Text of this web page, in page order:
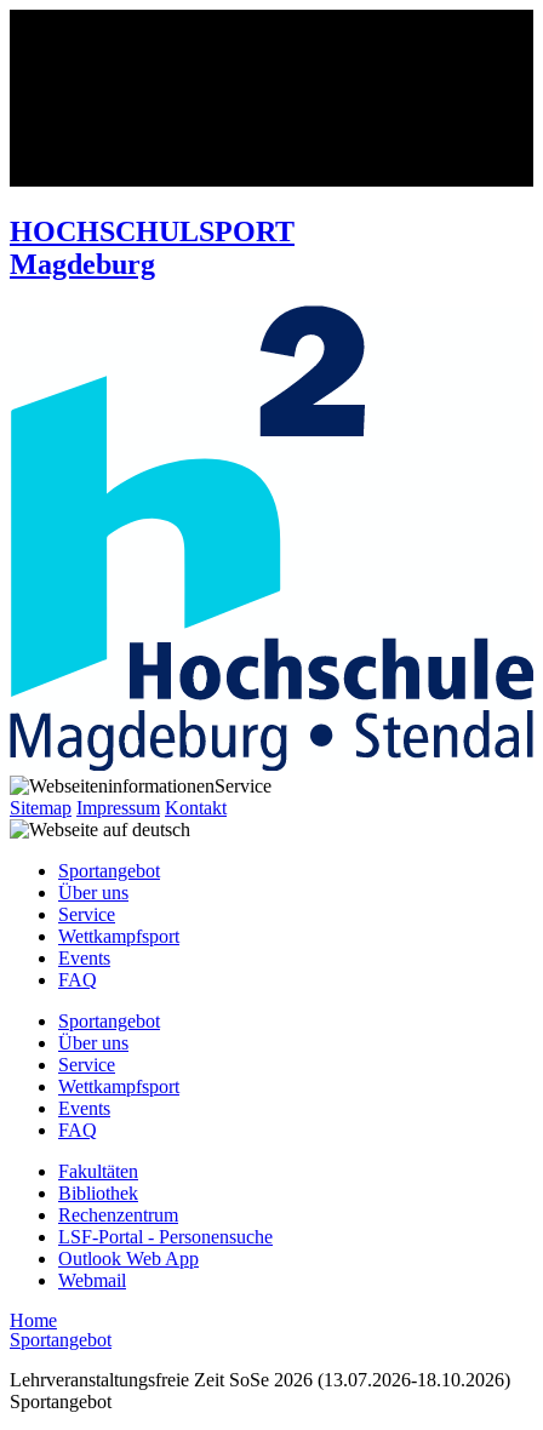
HOCHSCHULSPORT
Magdeburg
Service
Sitemap Impressum Kontakt
Sportangebot
Über uns
Service
Wettkampfsport
Events
FAQ
Sportangebot
Über uns
Service
Wettkampfsport
Events
FAQ
Fakultäten
Bibliothek
Rechenzentrum
LSF-Portal - Personensuche
Outlook Web App
Webmail
Home
Sportangebot
Lehrveranstaltungsfreie Zeit SoSe 2026 (13.07.2026-18.10.2026)
Sportangebot